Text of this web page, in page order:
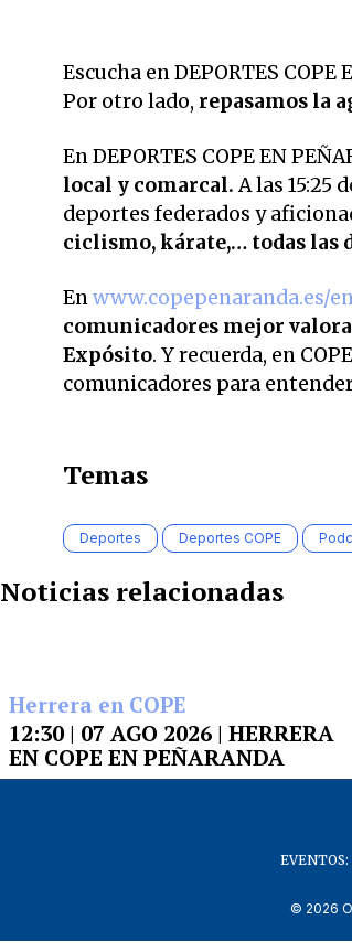
Escucha en DEPORTES COPE
Por otro lado, repasamos la
En DEPORTES COPE EN
local y comarcal.A las 15:25
deportes federados y
ciclismo, kárate,… todas las
Enwww.copepenaranda.es/
comunicadores mejor
Expósito. Y recuerda, en
comunicadores para
Temas
Deportes Deportes COPE
Noticias relacionadas
Herrera en COPE
12:30 | 07 AGO 2026 | HERRERA
EN COPE EN PEÑARANDA
EVENTOS:
© 2026